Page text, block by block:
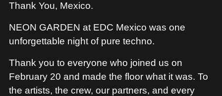
Thank You, Mexico.
NEON GARDEN at EDC Mexico was one
unforgettable night of pure techno.
Thank you to everyone who joined us on
February 20 and made the floor what it was. To
the artists, the crew, our partners, and every
HISTORY
SABOTAGE
MERCHANDISE